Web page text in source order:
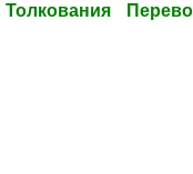
Толкования